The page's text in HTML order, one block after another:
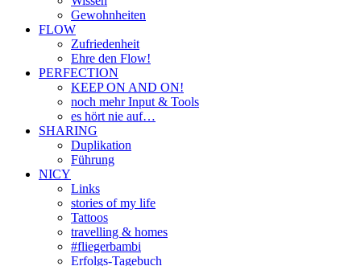
Gewohnheiten
FLOW
Zufriedenheit
Ehre den Flow!
PERFECTION
KEEP ON AND ON!
noch mehr Input & Tools
es hört nie auf…
SHARING
Duplikation
Führung
NICY
Links
stories of my life
Tattoos
travelling & homes
#fliegerbambi
Erfolgs-Tagebuch